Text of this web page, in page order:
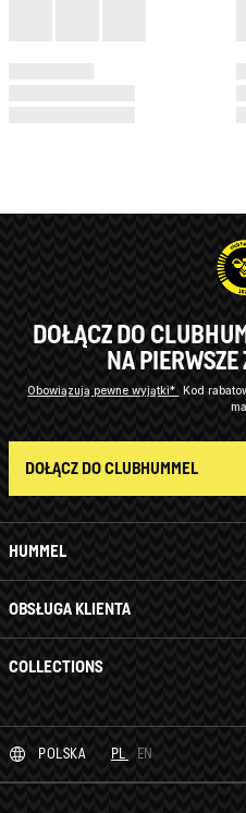
HUMMEL
OBSŁUGA KLIENTA
COLLECTIONS
DOŁĄCZ DO
NA
Obowiązują pewne wyjątki*
Kod
DOŁĄCZ DO CLUBHUMMEL
POLSKA PL EN